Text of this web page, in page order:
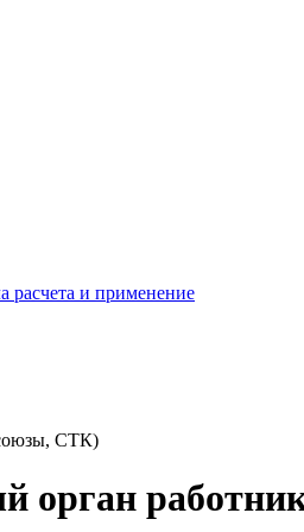
расчета и применение
СТК)
орган